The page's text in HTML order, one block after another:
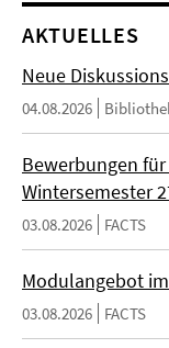
AKTUELLES
Neue
04.08.2026
Bewerbungen
Wintersemester
03.08.2026 FACTS
Modulangebot
03.08.2026 FACTS